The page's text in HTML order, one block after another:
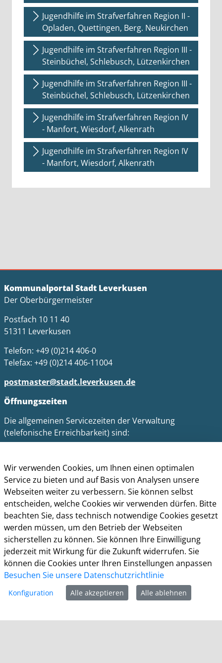
Jugendhilfe im Strafverfahren Region II -
Opladen, Quettingen, Berg. Neukirchen
Jugendhilfe im Strafverfahren Region III -
Steinbüchel, Schlebusch, Lützenkirchen
Jugendhilfe im Strafverfahren Region III -
Steinbüchel, Schlebusch, Lützenkirchen
Jugendhilfe im Strafverfahren Region IV
- Manfort, Wiesdorf, Alkenrath
Jugendhilfe im Strafverfahren Region IV
- Manfort, Wiesdorf, Alkenrath
Kommunalportal Stadt Leverkusen
Der Oberbürgermeister
Postfach 10 11 40
51311 Leverkusen
Telefon: +49 (0)214 406-0
Telefax: +49 (0)214 406-11004
postmaster@stadt.leverkusen.de
Öffnungszeiten
Die allgemeinen Servicezeiten der Verwaltung
(telefonische Erreichbarkeit) sind:
Freitag: 8.30 Uhr bis 13.30 Uhr
Impressum
Datenschutz
Cookie-Richtlinie
Barrierefreiheit
Kontakt
Homepage der Stadt Leverkusen
Wir verwenden Cookies, um Ihnen einen optimalen
Service zu bieten und auf Basis von Analysen unsere
Webseiten weiter zu verbessern. Sie können selbst
entscheiden, welche Cookies wir verwenden dürfen. Bitte
beachten Sie, dass technisch notwendige Cookies gesetzt
werden müssen, um den Betrieb der Webseiten
sicherstellen zu können. Sie können Ihre Einwilligung
jederzeit mit Wirkung für die Zukunft widerrufen. Sie
können die Cookies unter Ihren Einstellungen anpassen
Besuchen Sie unsere Datenschutzrichtlinie
Konfiguration Alle akzeptieren Alle ablehnen